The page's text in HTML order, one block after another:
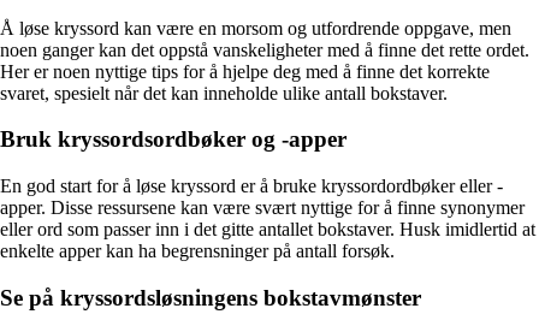
Å løse kryssord kan være en morsom og utfordrende oppgave, men
noen ganger kan det oppstå vanskeligheter med å finne det rette ordet.
Her er noen nyttige tips for å hjelpe deg med å finne det korrekte
svaret, spesielt når det kan inneholde ulike antall bokstaver.
Bruk kryssordsordbøker og -apper
En god start for å løse kryssord er å bruke kryssordordbøker eller -
apper. Disse ressursene kan være svært nyttige for å finne synonymer
eller ord som passer inn i det gitte antallet bokstaver. Husk imidlertid at
enkelte apper kan ha begrensninger på antall forsøk.
Se på kryssordsløsningens bokstavmønster